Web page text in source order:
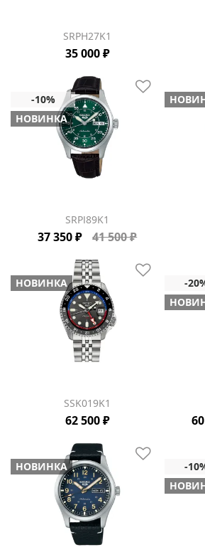
SRPH27K1
35 000 ₽
НОВИНКА
SRPJ89K1
37 350 ₽ 41 500 ₽
НОВИНКА
SSK019K1
62 500 ₽
НОВИНКА